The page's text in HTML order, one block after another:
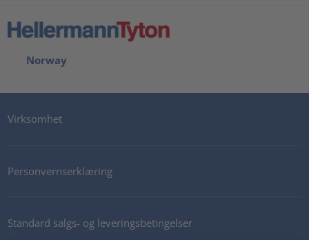
Norway
Virksomhet
Personvernserklæring
Standard salgs- og leveringsbetingelser